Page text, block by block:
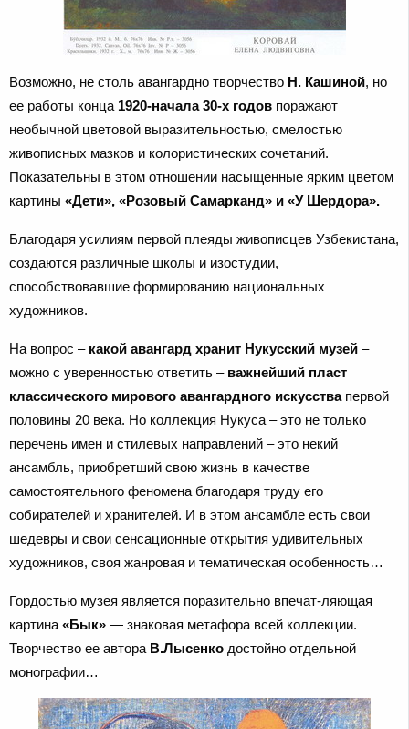
Возможно, не столь авангардно творчество Н. Кашиной, но
ее работы конца 1920-начала 30-х годов поражают
необычной цветовой выразительностью, смелостью
живописных мазков и колористических сочетаний.
Показательны в этом отношении насыщенные ярким цветом
картины «Дети», «Розовый Самарканд» и «У Шердора».
Благодаря усилиям первой плеяды живописцев Узбекистана,
создаются различные школы и изостудии,
способствовавшие формированию национальных
художников.
На вопрос – какой авангард хранит Нукусский музей –
можно с уверенностью ответить – важнейший пласт
классического мирового авангардного искусства первой
половины 20 века. Но коллекция Нукуса – это не только
перечень имен и стилевых направлений – это некий
ансамбль, приобретший свою жизнь в качестве
самостоятельного феномена благодаря труду его
собирателей и хранителей. И в этом ансамбле есть свои
шедевры и свои сенсационные открытия удивительных
художников, своя жанровая и тематическая особенность…
Гордостью музея является поразительно впечат-ляющая
картина «Бык» — знаковая метафора всей коллекции.
Творчество ее автора В.Лысенко достойно отдельной
монографии…